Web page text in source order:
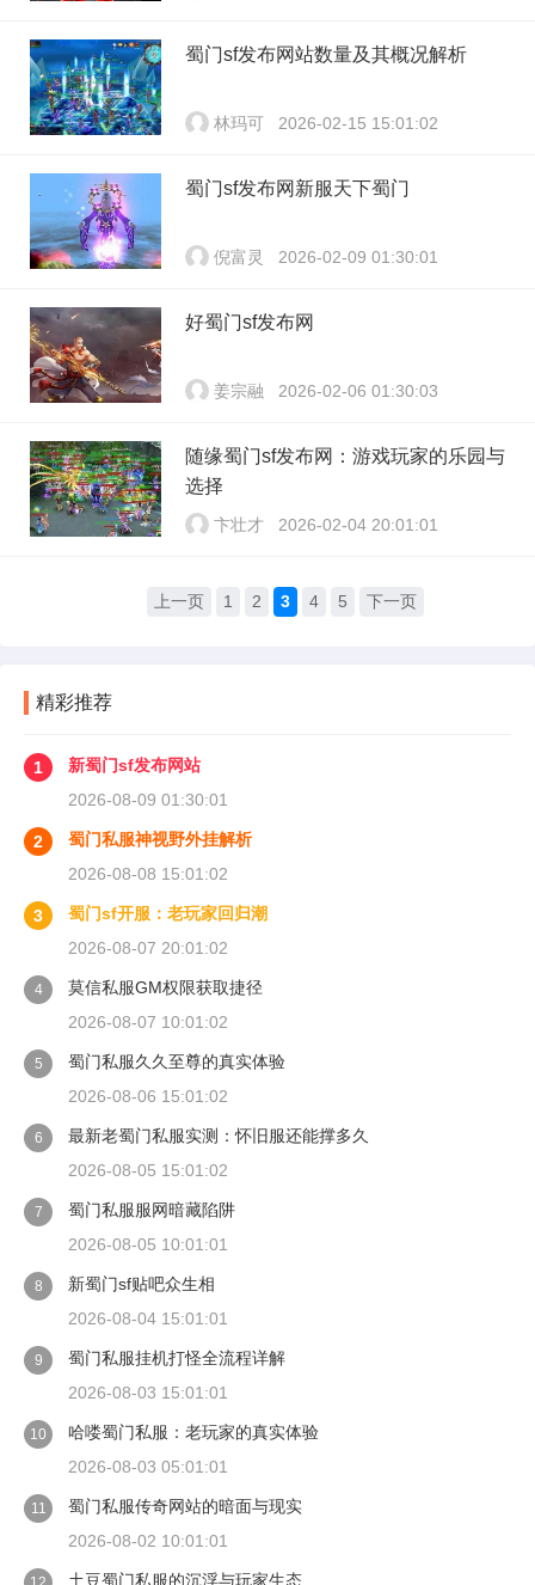
蜀门sf发布网站数量及其概况解析
林玛可 2026-02-15 15:01:02
蜀门sf发布网新服天下蜀门
倪富灵 2026-02-09 01:30:01
好蜀门sf发布网
姜宗融 2026-02-06 01:30:03
随缘蜀门sf发布网：游戏玩家的乐园与
选择
卞壮才 2026-02-04 20:01:01
上一页 1 2 3 4 5 下一页
精彩推荐
1
新蜀门sf发布网站
2026-08-09 01:30:01
2
蜀门私服神视野外挂解析
2026-08-08 15:01:02
3
蜀门sf开服：老玩家回归潮
2026-08-07 20:01:02
4
莫信私服GM权限获取捷径
2026-08-07 10:01:02
5
蜀门私服久久至尊的真实体验
2026-08-06 15:01:02
6
最新老蜀门私服实测：怀旧服还能撑多久
2026-08-05 15:01:02
7
蜀门私服服网暗藏陷阱
2026-08-05 10:01:01
8
新蜀门sf贴吧众生相
2026-08-04 15:01:01
9
蜀门私服挂机打怪全流程详解
2026-08-03 15:01:01
10
哈喽蜀门私服：老玩家的真实体验
2026-08-03 05:01:01
11
蜀门私服传奇网站的暗面与现实
2026-08-02 10:01:01
土豆蜀门私服的沉浮与玩家生态